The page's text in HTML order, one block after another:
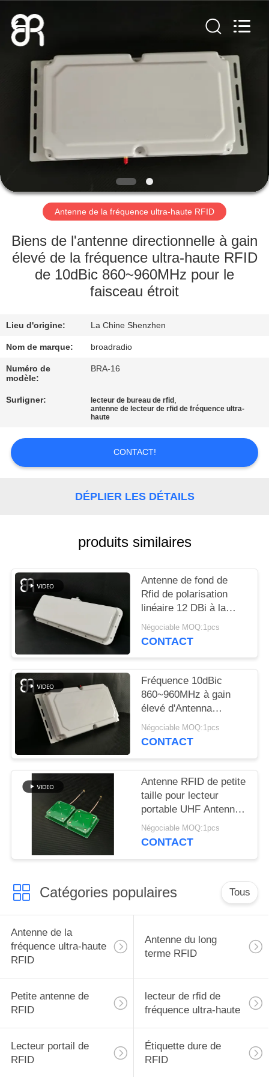
MAISON
PRODUITS
VIDÉOS
VR
SHOW
AU
SUJET
VISITE
D'USINE
DE
CONTACTEZ-
LES
DEMANDEZ
UNE
CITATION
PLAN
SITE
POLITIQUE
CONFIDENTIALITÉ
Shenzhen
Bowei
RFID
Technology
Co.,LTD..
Antenne de la fréquence ultra-haute RFID
Biens de l'antenne directionnelle à gain
élevé de la fréquence ultra-haute RFID
de 10dBic 860~960MHz pour le
faisceau étroit
Lieu d'origine: La Chine Shenzhen
Nom de marque: broadradio
Numéro de
modèle:
BRA-16
Surligner: lecteur de bureau de rfid ,
antenne de lecteur de rfid de fréquence ultra-
haute
CONTACT!
DÉPLIER LES DÉTAILS
produits similaires
Antenne de fond de
Rfid de polarisation
linéaire 12 DBi à la
gestion de véhicule de
bande de fréquence
Négociable MOQ:1pcs
CONTACT
Fréquence 10dBic
860~960MHz à gain
élevé d'Antenna
Narrow Beam de
lecteur portail de RFID
Négociable MOQ:1pcs
CONTACT
Antenne RFID de petite
taille pour lecteur
portable UHF Antenne
RFID UHF à
polarisation circulaire
Négociable MOQ:1pcs
CONTACT
Catégories populaires Tous
Antenne de la
fréquence ultra-haute
RFID
Antenne du long
terme RFID
Petite antenne de
RFID
lecteur de rfid de
fréquence ultra-haute
Lecteur portail de
RFID
Étiquette dure de
RFID